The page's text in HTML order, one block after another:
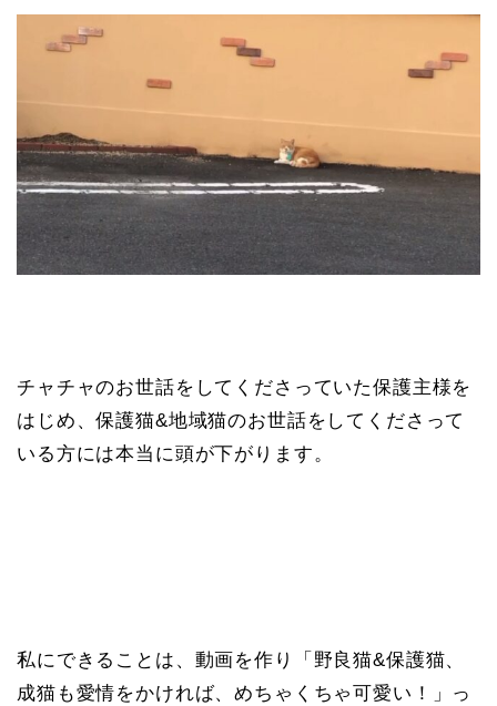
チャチャのお世話をしてくださっていた保護主様を
はじめ、保護猫&地域猫のお世話をしてくださって
いる方には本当に頭が下がります。
私にできることは、動画を作り「野良猫&保護猫、
成猫も愛情をかければ、めちゃくちゃ可愛い！」っ